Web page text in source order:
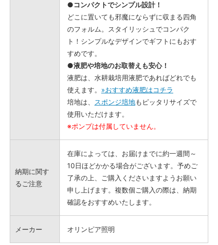
●コンパクトでシンプル設計！
どこに置いても邪魔にならずに収まる四角
のフォルム。スタイリッシュでコンパク
ト！シンプルなデザインでギフトにもおす
すめです。
●液肥や培地のお取替えも安心！
液肥は、水耕栽培用液肥であればどれでも
使えます。 »おすすめ液肥はコチラ
培地は、
スポンジ培地もピッタリサイズで
使用いただけます。
※ポンプは付属していません。
納期に関す
るご注意
在庫によっては、お届けまでに約一週間～
10日ほどかかる場合がございます。予めご
了承の上、ご購入くださいますようお願い
申し上げます。複数個ご購入の際は、納期
確認をおすすめいたします。
メーカー オリンピア照明